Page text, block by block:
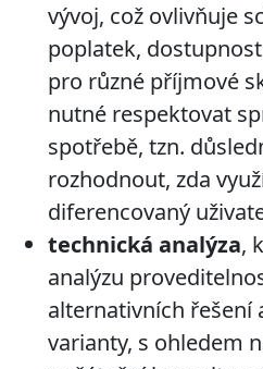
vývoj, což ovlivňuje
poplatek,
pro různé příjmové
nutné respektovat
spotřebě, tzn.
rozhodnout, zda
diferencovaný
technická analýza,
analýzu
alternativních řešení
varianty, s ohledem